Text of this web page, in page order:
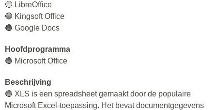
🔵 LibreOffice
🔵 Kingsoft Office
🔵 Google Docs
Hoofdprogramma
🔵 Microsoft Office
Beschrijving
🔵 XLS is een spreadsheet gemaakt door de populaire
Microsoft Excel-toepassing. Het bevat documentgegevens